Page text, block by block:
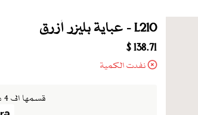
L210 - عباية بليزر أزرق
138.71 $
نفدت الكمية
قسمها الى 4 دفعات بدون فوائد بقيمة